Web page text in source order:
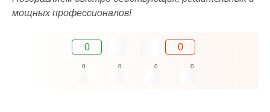
мощных профессионалов!
0 0
0 0 0 0